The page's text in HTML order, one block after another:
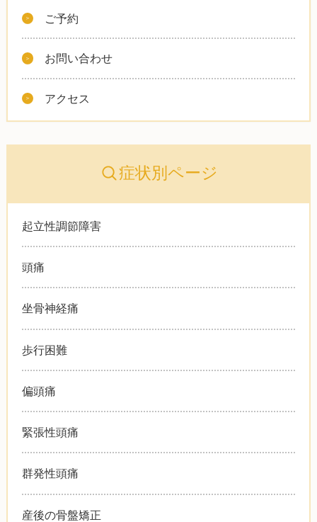
ご予約
お問い合わせ
アクセス
症状別ページ
起立性調節障害
頭痛
坐骨神経痛
歩行困難
偏頭痛
緊張性頭痛
群発性頭痛
産後の骨盤矯正